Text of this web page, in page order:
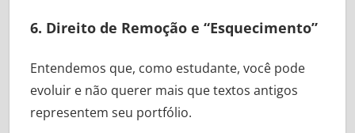
6. Direito de Remoção e “Esquecimento”
Entendemos que, como estudante, você pode
evoluir e não querer mais que textos antigos
representem seu portfólio.